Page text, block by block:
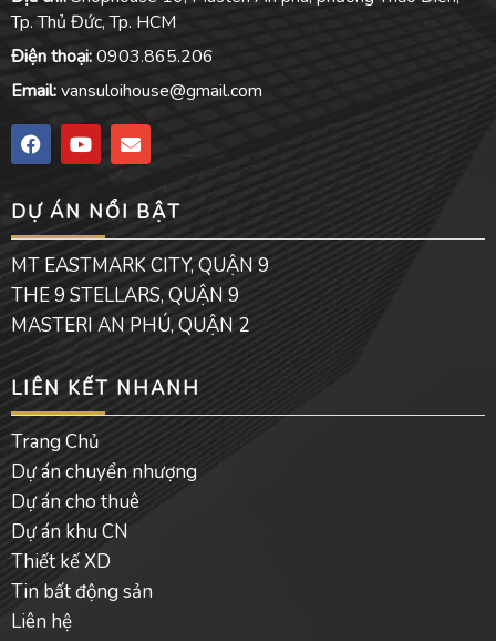
Tp. Thủ Đức, Tp. HCM
Điện thoại:0903.865.206
Email:vansuloihouse@gmail.com
F
a
c
b
o
o
k
Y
o
u
u
b
e
E
n
v
o
p
e
DỰ ÁN NỔI BẬT
MT EASTMARK CITY, QUẬN 9
THE 9 STELLARS, QUẬN 9
MASTERI AN PHÚ, QUẬN 2
LIÊN KẾT NHANH
Trang Chủ
Dự án chuyển nhượng
Dự án cho thuê
Dự án khu CN
Thiết kế XD
Tin bất động sản
Liên hệ